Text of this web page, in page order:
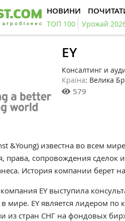
НОВИНИ
ТОП 100 Урожай
EY
Консалтинг и
Країна: Велика
579
&Young) известна во всем
права, сопровождения сделок
История компании берет
EY выступила
мире. EY является лидером по
из стран СНГ на фондовых